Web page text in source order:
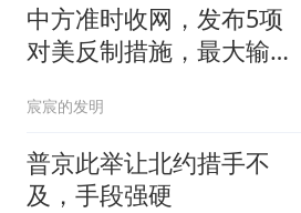
中方准时收网，发布5项
对美反制措施，最大输家
宸宸的发明
普京此举让北约措手不
及，手段强硬